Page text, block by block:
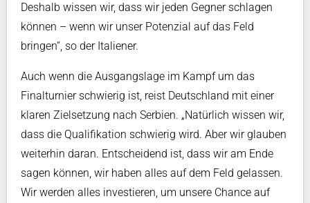
Deshalb wissen wir, dass wir jeden Gegner schlagen
können – wenn wir unser Potenzial auf das Feld
bringen“, so der Italiener.
Auch wenn die Ausgangslage im Kampf um das
Finalturnier schwierig ist, reist Deutschland mit einer
klaren Zielsetzung nach Serbien. „Natürlich wissen wir,
dass die Qualifikation schwierig wird. Aber wir glauben
weiterhin daran. Entscheidend ist, dass wir am Ende
sagen können, wir haben alles auf dem Feld gelassen.
Wir werden alles investieren, um unsere Chance auf